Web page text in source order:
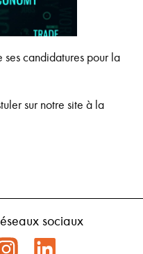
ses candidatures pour la
sur notre site à la
sociaux